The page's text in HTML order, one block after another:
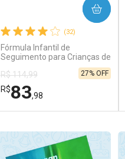
(32)
Fórmula Infantil de
Seguimento para Crianças de
Primeira Infância Nestonutri
2 Unidades de 800g cada
R$ 114,99
R$83,98
27% OFF
COMPRAR
Laboratório
Por Menos